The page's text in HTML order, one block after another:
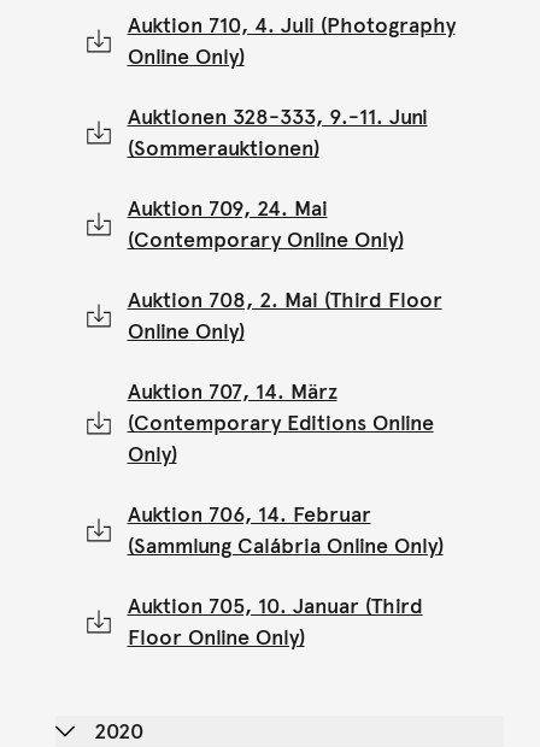
Auktion 710, 4. Juli (Photography
Online Only)
Auktionen 328-333, 9.-11. Juni
(Sommerauktionen)
Auktion 709, 24. Mai
(Contemporary Online Only)
Auktion 708, 2. Mai (Third Floor
Online Only)
Auktion 707, 14. März
(Contemporary Editions Online
Only)
Auktion 706, 14. Februar
(Sammlung Calábria Online Only)
Auktion 705, 10. Januar (Third
Floor Online Only)
2020